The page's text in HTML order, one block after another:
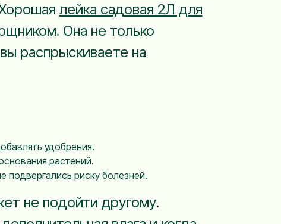
лейка садовая 2Л для
Она не только
распрыскиваете на
удобрения.
растений.
риску болезней.
не подойти другому.